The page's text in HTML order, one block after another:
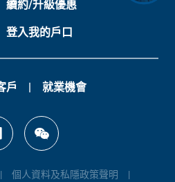
續約/升級優惠
登入我的戶口
戶 就業機會
個人資料及私隱政策聲明